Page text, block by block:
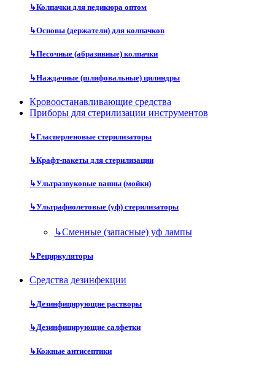
↳Колпачки для педикюра оптом
↳Основы (держатели) для колпачков
↳Песочные (абразивные) колпачки
↳Наждачные (шлифовальные) цилиндры
Кровоостанавливающие средства
Приборы для стерилизации инструментов
↳Гласперленовые стерилизаторы
↳Крафт-пакеты для стерилизации
↳Ультразвуковые ванны (мойки)
↳Ультрафиолетовые (уф) стерилизаторы
↳Сменные (запасные) уф лампы
↳Рециркуляторы
Средства дезинфекции
↳Дезинфицирующие растворы
↳Дезинфицирующие салфетки
↳Кожные антисептики